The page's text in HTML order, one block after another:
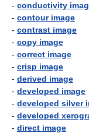
- conductivity
- contour image
- contrast image
- copy image
- correct image
- crisp image
- derived image
- developed image
- developed silver
- developed
- direct image